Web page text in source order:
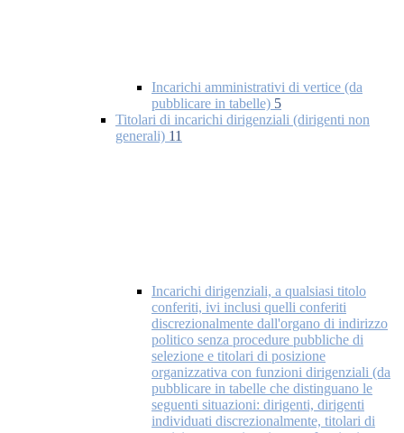
Incarichi amministrativi di vertice (da
pubblicare in tabelle) 5
Titolari di incarichi dirigenziali (dirigenti non
generali) 11
Incarichi dirigenziali, a qualsiasi titolo
conferiti, ivi inclusi quelli conferiti
discrezionalmente dall'organo di indirizzo
politico senza procedure pubbliche di
selezione e titolari di posizione
organizzativa con funzioni dirigenziali (da
pubblicare in tabelle che distinguano le
seguenti situazioni: dirigenti, dirigenti
individuati discrezionalmente, titolari di